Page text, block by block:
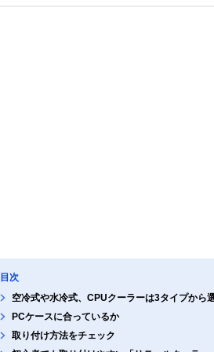
目次
空冷式や水冷式、CPUクーラーは3タイプから
PCケースに合っているか
取り付け方法をチェック